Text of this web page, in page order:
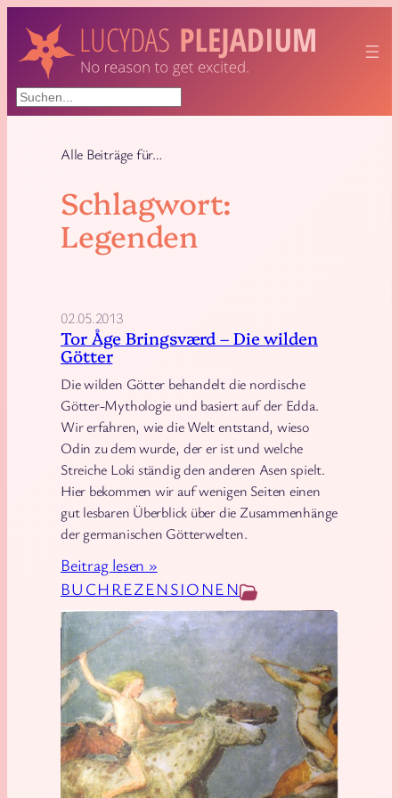
Inhalt
springen
Suchen
Alle Beiträge für…
Schlagwort:
Legenden
BUCHREZENSIONEN
02.05.2013
Tor Åge Bringsværd – Die wilden
Götter
Die wilden Götter behandelt die nordische
Götter-Mythologie und basiert auf der Edda.
Wir erfahren, wie die Welt entstand, wieso
Odin zu dem wurde, der er ist und welche
Streiche Loki ständig den anderen Asen spielt.
Hier bekommen wir auf wenigen Seiten einen
gut lesbaren Überblick über die Zusammenhänge
der germanischen Götterwelten.
Beitrag lesen »:
T
o
r
Å
g
e
B
r
i